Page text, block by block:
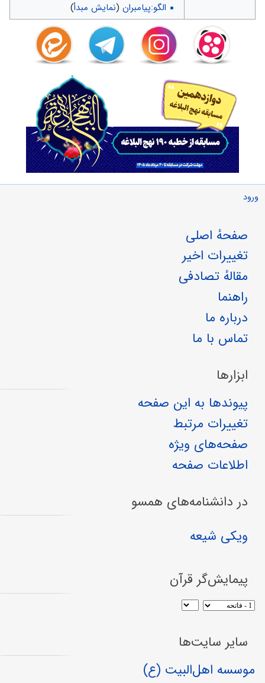
الگو:پیامبران(نمایش مبدأ)
ورود
صفحهٔ اصلی
تغییرات اخیر
مقالهٔ تصادفی
راهنما
درباره ما
تماس با ما
ابزارها
پیوندها به این صفحه
تغییرات مرتبط
صفحه‌های ویژه
اطلاعات صفحه
در دانشنامه‌های همسو
ویکی شیعه
پیمایش‌گر قرآن
سایر سایت‌ها
موسسه اهل‌البیت (ع)